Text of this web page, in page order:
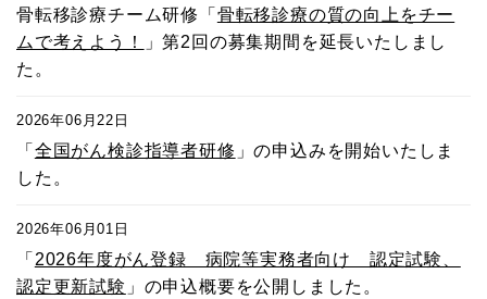
骨転移診療チーム研修「 骨転移診療の質の向上をチー
ムで考えよう！
」第2回の募集期間を延長いたしまし
た。
2026年06月22日
「 全国がん検診指導者研修 」の申込みを開始いたしま
した。
2026年06月01日
「 2026年度がん登録 病院等実務者向け 認定試験、
認定更新試験 」の申込概要を公開しました。